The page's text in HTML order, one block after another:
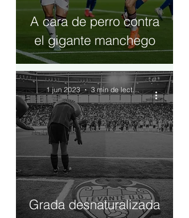
A cara de perro contra
el gigante manchego
Grada desnaturalizada
1 jun 2023 3 min de lectura